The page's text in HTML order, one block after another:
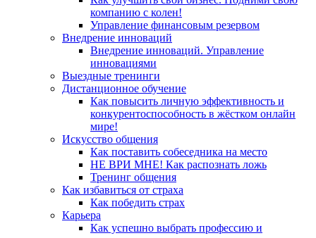
компанию с колен!
Управление финансовым резервом
Внедрение инноваций
Внедрение инноваций. Управление
инновациями
Выездные тренинги
Дистанционное обучение
Как повысить личную эффективность и
конкурентоспособность в жёстком онлайн
мире!
Искусство общения
Как поставить собеседника на место
НЕ ВРИ МНЕ! Как распознать ложь
Тренинг общения
Как избавиться от страха
Как победить страх
Карьера
Как успешно выбрать профессию и